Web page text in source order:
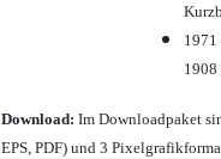
1971
1908
Download: Im Downloadpaket
EPS, PDF) und 3